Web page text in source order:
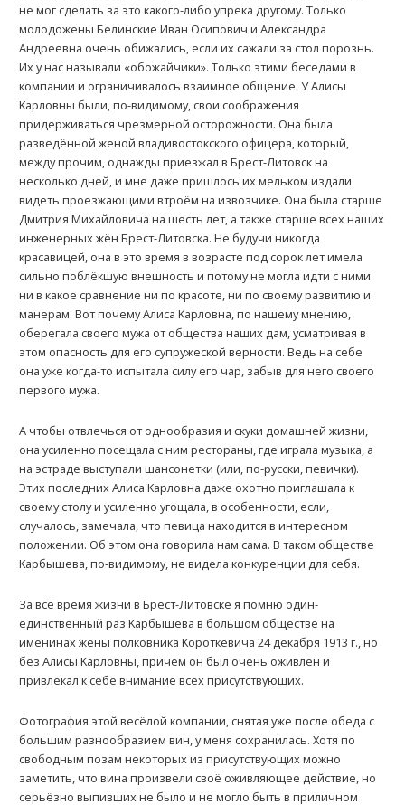
не мог сделать за это какого-либо упрека другому. Только
молодожены Белинские Иван Осипович и Александра
Андреевна очень обижались, если их сажали за стол порознь.
Их у нас называли «обожайчики». Только этими беседами в
компании и ограничивалось взаимное общение. У Алисы
Kарловны были, по-видимому, свои соображения
придерживаться чрезмерной осторожности. Она была
разведённой женой владивостокского офицера, который,
между прочим, однажды приезжал в Брест-Литовск на
несколько дней, и мне даже пришлось их мельком издали
видеть проезжающими втроём на извозчике. Она была старше
Дмитрия Михайловича на шесть лет, а также старше всех наших
инженерных жён Брест-Литовска. Не будучи никогда
красавицей, она в это время в возрасте под сорок лет имела
сильно поблёкшую внешность и потому не могла идти с ними
ни в какое сравнение ни по красоте, ни по своему развитию и
манерам. Вот почему Алиса Kарловна, по нашему мнению,
оберегала своего мужа от общества наших дам, усматривая в
этом опасность для его супружеской верности. Ведь на себе
она уже когда-то испытала силу его чар, забыв для него своего
первого мужа.
А чтобы отвлечься от однообразия и скуки домашней жизни,
она усиленно посещала с ним рестораны, где играла музыка, а
на эстраде выступали шансонетки (или, по-русски, певички).
Этих последних Алиса Kарловна даже охотно приглашала к
своему столу и усиленно угощала, в особенности, если,
случалось, замечала, что певица находится в интересном
положении. Об этом она говорила нам сама. В таком обществе
Kарбышева, по-видимому, не видела конкуренции для себя.
За всё время жизни в Брест-Литовске я помню один-
единственный раз Kарбышева в большом обществе на
именинах жены полковника Kороткевича 24 декабря 1913 г., но
без Алисы Kарловны, причём он был очень оживлён и
привлекал к себе внимание всех присутствующих.
Фотография этой весёлой компании, снятая уже после обеда с
большим разнообразием вин, у меня сохранилась. Хотя по
свободным позам некоторых из присутствующих можно
заметить, что вина произвели своё оживляющее действие, но
серьёзно выпивших не было и не могло быть в приличном